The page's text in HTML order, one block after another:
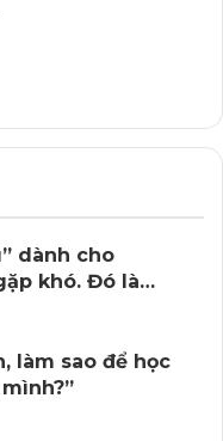
dành cho
khó. Đó là…
làm sao để học